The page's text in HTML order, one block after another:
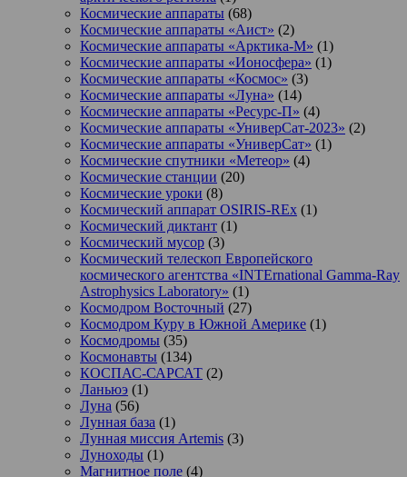
Космические аппараты (68)
Космические аппараты «Аист» (2)
Космические аппараты «Арктика-М» (1)
Космические аппараты «Ионосфера» (1)
Космические аппараты «Космос» (3)
Космические аппараты «Луна» (14)
Космические аппараты «Ресурс-П» (4)
Космические аппараты «УниверСат-2023» (2)
Космические аппараты «УниверСат» (1)
Космические спутники «Метеор» (4)
Космические станции (20)
Космические уроки (8)
Космический аппарат OSIRIS-REx (1)
Космический диктант (1)
Космический мусор (3)
Космический телескоп Европейского
космического агентства «INTErnational Gamma-Ray
Astrophysics Laboratory» (1)
Космодром Восточный (27)
Космодром Куру в Южной Америке (1)
Космодромы (35)
Космонавты (134)
КОСПАС-САРСАТ (2)
Ланьюэ (1)
Луна (56)
Лунная база (1)
Лунная миссия Artemis (3)
Луноходы (1)
Магнитное поле (4)